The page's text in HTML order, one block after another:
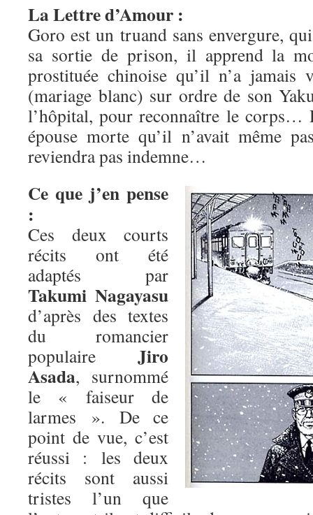
La Lettre d’Amour :
Goro est un truand sans envergure,
sa sortie de prison, il apprend la
prostituée chinoise qu’il n’a jamais
(mariage blanc) sur ordre de son
l’hôpital, pour reconnaître le corps…
épouse morte qu’il n’avait même
reviendra pas indemne…
Ce que j’en pense
:
Ces deux courts
récits ont été
adaptés par
Takumi Nagayasu
d’après des textes
du romancier
populaire Jiro
Asada, surnommé
le « faiseur de
larmes ». De ce
point de vue, c’est
réussi : les deux
récits sont aussi
tristes l’un que